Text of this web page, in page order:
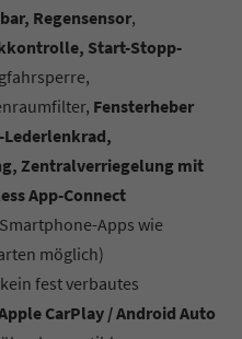
Regensensor,
Start-Stopp-
Fensterheber
Zentralverriegelung mit
App-Connect
Apps wie
möglich)
fest verbautes
CarPlay / Android Auto